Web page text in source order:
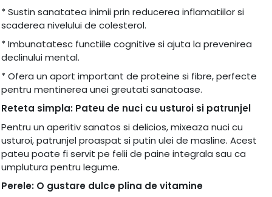
* Sustin sanatatea inimii prin reducerea inflamatiilor si
scaderea nivelului de colesterol.
* Imbunatatesc functiile cognitive si ajuta la prevenirea
declinului mental.
* Ofera un aport important de proteine si fibre, perfecte
pentru mentinerea unei greutati sanatoase.
Reteta simpla: Pateu de nuci cu usturoi si patrunjel
Pentru un aperitiv sanatos si delicios, mixeaza nuci cu
usturoi, patrunjel proaspat si putin ulei de masline. Acest
pateu poate fi servit pe felii de paine integrala sau ca
umplutura pentru legume.
Perele: O gustare dulce plina de vitamine